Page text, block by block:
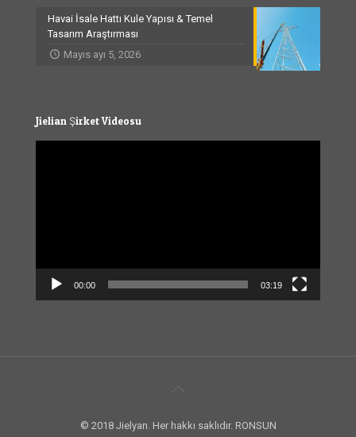
Havai İsale Hattı Kule Yapısı & Temel
Tasarım Araştırması
Mayıs ayı 5, 2026
Jielian Şirket Videosu
00:00 03:19
© 2018 Jielyan. Her hakkı saklıdır. RONSUN